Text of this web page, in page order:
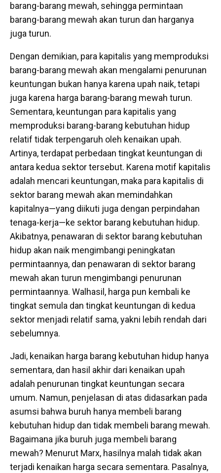
barang-barang mewah, sehingga permintaan
barang-barang mewah akan turun dan harganya
juga turun.
Dengan demikian, para kapitalis yang memproduksi
barang-barang mewah akan mengalami penurunan
keuntungan bukan hanya karena upah naik, tetapi
juga karena harga barang-barang mewah turun.
Sementara, keuntungan para kapitalis yang
memproduksi barang-barang kebutuhan hidup
relatif tidak terpengaruh oleh kenaikan upah.
Artinya, terdapat perbedaan tingkat keuntungan di
antara kedua sektor tersebut. Karena motif kapitalis
adalah mencari keuntungan, maka para kapitalis di
sektor barang mewah akan memindahkan
kapitalnya—yang diikuti juga dengan perpindahan
tenaga-kerja—ke sektor barang kebutuhan hidup.
Akibatnya, penawaran di sektor barang kebutuhan
hidup akan naik mengimbangi peningkatan
permintaannya, dan penawaran di sektor barang
mewah akan turun mengimbangi penurunan
permintaannya. Walhasil, harga pun kembali ke
tingkat semula dan tingkat keuntungan di kedua
sektor menjadi relatif sama, yakni lebih rendah dari
sebelumnya.
Jadi, kenaikan harga barang kebutuhan hidup hanya
sementara, dan hasil akhir dari kenaikan upah
adalah penurunan tingkat keuntungan secara
umum. Namun, penjelasan di atas didasarkan pada
asumsi bahwa buruh hanya membeli barang
kebutuhan hidup dan tidak membeli barang mewah.
Bagaimana jika buruh juga membeli barang
mewah? Menurut Marx, hasilnya malah tidak akan
terjadi kenaikan harga secara sementara. Pasalnya,